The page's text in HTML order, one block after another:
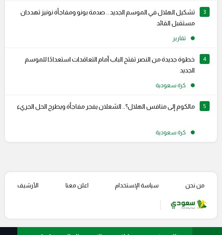
3
تشكيل الهلال في الموسم الجديد .. صدمة بونو ومفاجأة نونيز تهددان
مستقبل القائد
تقارير
4
خطوة جديدة من النصر تفتح الباب أمام التعاقدات استعدادًا للموسم
الجديد
كرة سعودية
5 مالكوم إلى منافس الهلال؟.. الشعلان يفجر مفاجأة ويطرح الحل الجريء
كرة سعودية
من نحن سياسة الإستخدام اعلن معنا الأرشيف